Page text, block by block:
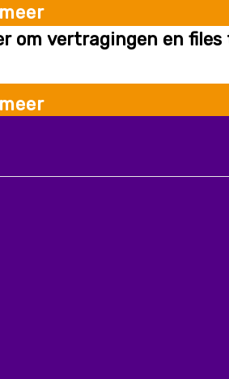
om vertragingen en